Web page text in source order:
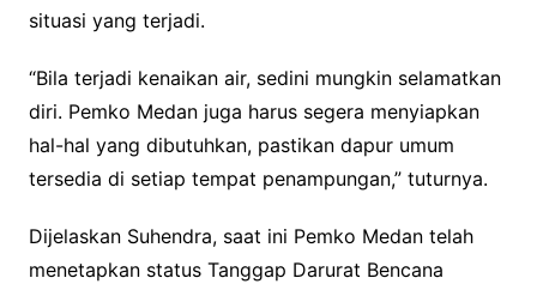
situasi yang terjadi.
“Bila terjadi kenaikan air, sedini mungkin selamatkan
diri. Pemko Medan juga harus segera menyiapkan
hal-hal yang dibutuhkan, pastikan dapur umum
tersedia di setiap tempat penampungan,” tuturnya.
Dijelaskan Suhendra, saat ini Pemko Medan telah
menetapkan status Tanggap Darurat Bencana